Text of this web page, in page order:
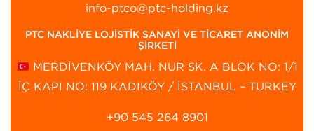
info-ptco@ptc-holding.kz
PTC NAKLİYE LOJİSTİK SANAYİ VE TİCARET ANONİM
ŞİRKETİ
MERDİVENKÖY MAH. NUR SK. A BLOK NO: 1/1
İÇ KAPI NO: 119 KADIKÖY / İSTANBUL – TURKEY
+90 545 264 8901‬